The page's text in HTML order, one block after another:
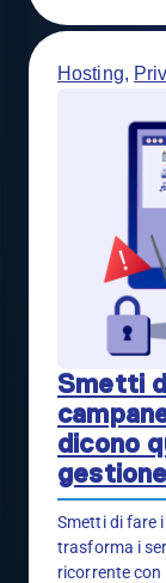
Hosting,
Smetti
dicono
Smetti di fare
trasforma i
ricorrente